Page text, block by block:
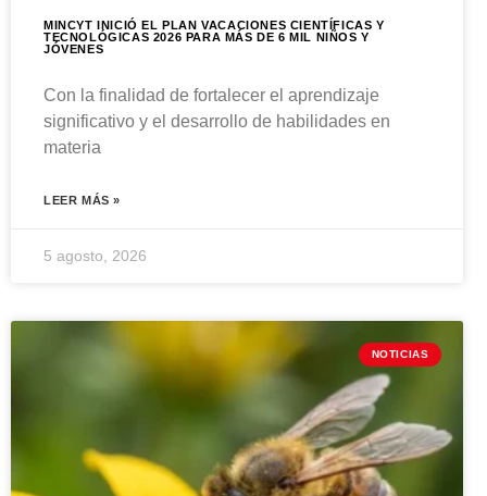
MINCYT INICIÓ EL PLAN VACACIONES CIENTÍFICAS Y
TECNOLÓGICAS 2026 PARA MÁS DE 6 MIL NIÑOS Y
JÓVENES
Con la finalidad de fortalecer el aprendizaje
significativo y el desarrollo de habilidades en
materia
LEER MÁS »
5 agosto, 2026
NOTICIAS